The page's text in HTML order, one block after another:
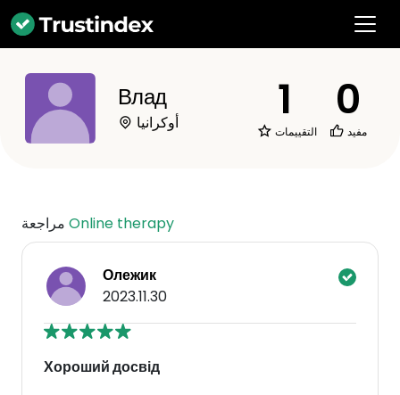
Влад
أوكرانيا 1
التقييمات
0
مفيد
Online therapy
Олежик
2023.11.30
Хороший досвід